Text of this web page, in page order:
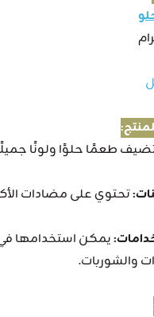
طعمًا حلوًا ولونًا
تحتوي على مضادات
يمكن استخدامها
والشوربات.